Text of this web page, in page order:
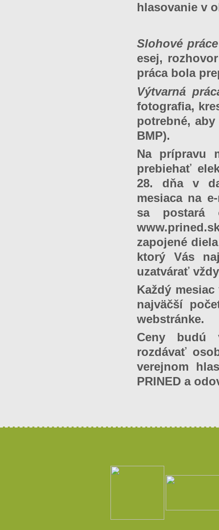
hlasovanie v
Slohové práce
esej,
práca bola
Výtvarná
fotografia,
potrebné,
BMP).
Na prípravu
prebiehať
28. dňa v
mesiaca na
sa postará
zapojené
ktorý Vás
uzatvárať
Každý
najväčší
webstránke.
Ceny budú
rozdávať
verejnom
PRINED a